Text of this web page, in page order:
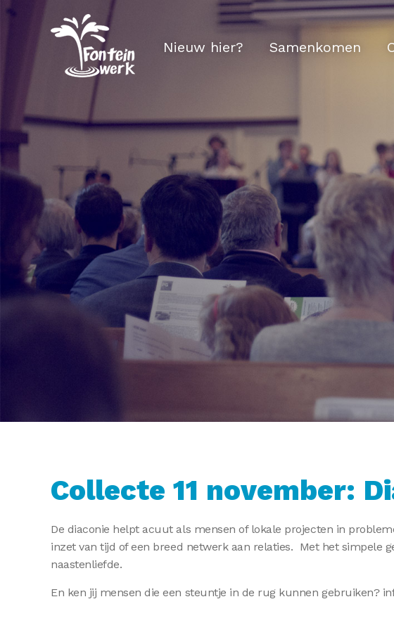
Nieuw hier? Samenkomen
Collecte 11 november:
De diaconie helpt acuut als mensen of lokale projecten in
inzet van tijd of een breed netwerk aan relaties. Met het simpele
naastenliefde.
En ken jij mensen die een steuntje in de rug kunnen gebruiken?